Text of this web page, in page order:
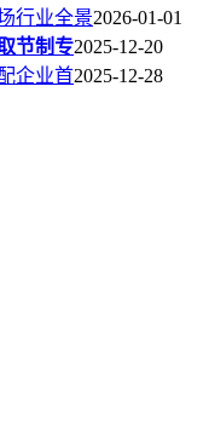
行业全景2026-01-01
节制专2025-12-20
企业首2025-12-28